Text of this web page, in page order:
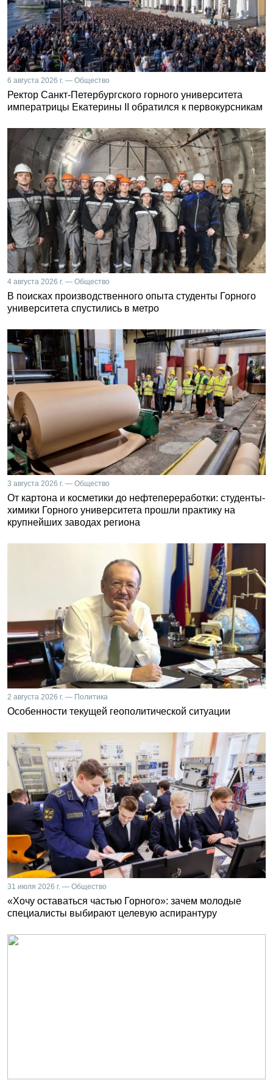
6 августа 2026 г. — Общество
Ректор Санкт-Петербургского горного университета
императрицы Екатерины II обратился к первокурсникам
4 августа 2026 г. — Общество
В поисках производственного опыта студенты Горного
университета спустились в метро
3 августа 2026 г. — Общество
От картона и косметики до нефтепереработки: студенты-
химики Горного университета прошли практику на
крупнейших заводах региона
2 августа 2026 г. — Политика
Особенности текущей геополитической ситуации
31 июля 2026 г. — Общество
«Хочу оставаться частью Горного»: зачем молодые
специалисты выбирают целевую аспирантуру